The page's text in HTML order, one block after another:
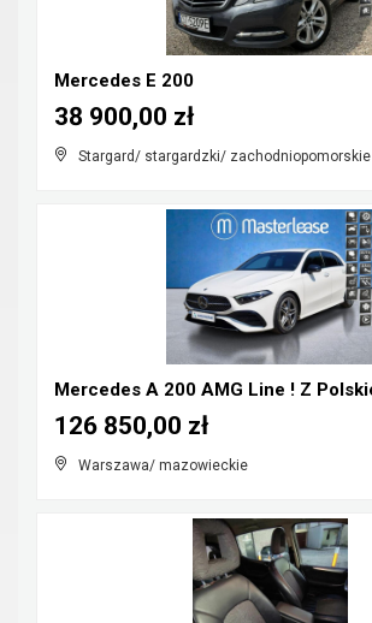
Mercedes E 200
Stargard/ stargardzki/ zachodniopomorskie
38 900,00 zł
Warszawa/ mazowieckie
126 850,00 zł